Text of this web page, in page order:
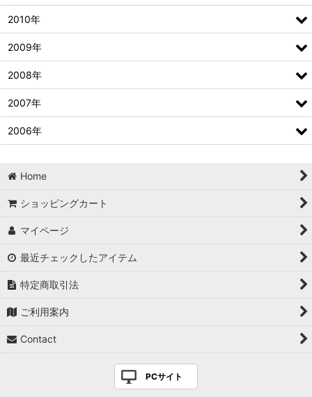
2010年
2009年
2008年
2007年
2006年
Home
ショッピングカート
マイページ
最近チェックしたアイテム
特定商取引法
ご利用案内
Contact
PCサイト